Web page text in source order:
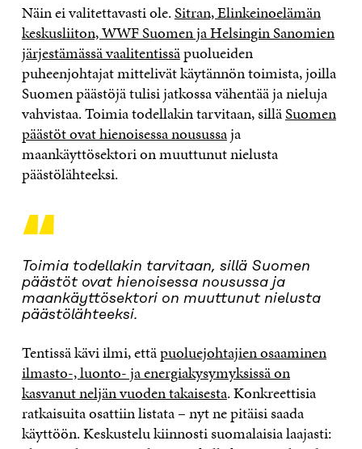
Näin ei valitettavasti ole.Sitran, Elinkeinoelämän
keskusliiton, WWF Suomen ja Helsingin Sanomien
järjestämässä vaalitentissäpuolueiden
puheenjohtajat mittelivät käytännön toimista, joilla
Suomen päästöjä tulisi jatkossa vähentää ja nieluja
vahvistaa. Toimia todellakin tarvitaan, silläSuomen
päästöt ovat hienoisessa nousussaja
maankäyttösektori on muuttunut nielusta
päästölähteeksi.
“
Toimia todellakin tarvitaan, sillä Suomen
päästöt ovat hienoisessa nousussa ja
maankäyttösektori on muuttunut nielusta
päästölähteeksi.
Tentissä kävi ilmi, ettäpuoluejohtajien osaaminen
ilmasto-, luonto- ja energiakysymyksissä on
kasvanut neljän vuoden takaisesta. Konkreettisia
ratkaisuita osattiin listata – nyt ne pitäisi saada
käyttöön. Keskustelu kiinnosti suomalaisia laajasti: